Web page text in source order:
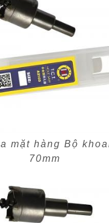
mặt hàng Bộ
70mm